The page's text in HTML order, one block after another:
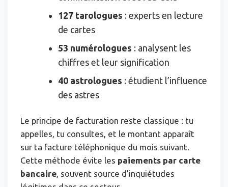
127 tarologues : experts en lecture
de cartes
53 numérologues : analysent les
chiffres et leur signification
40 astrologues : étudient l’influence
des astres
Le principe de facturation reste classique : tu
appelles, tu consultes, et le montant apparaît
sur ta facture téléphonique du mois suivant.
Cette méthode évite les paiements par carte
bancaire , souvent source d’inquiétudes